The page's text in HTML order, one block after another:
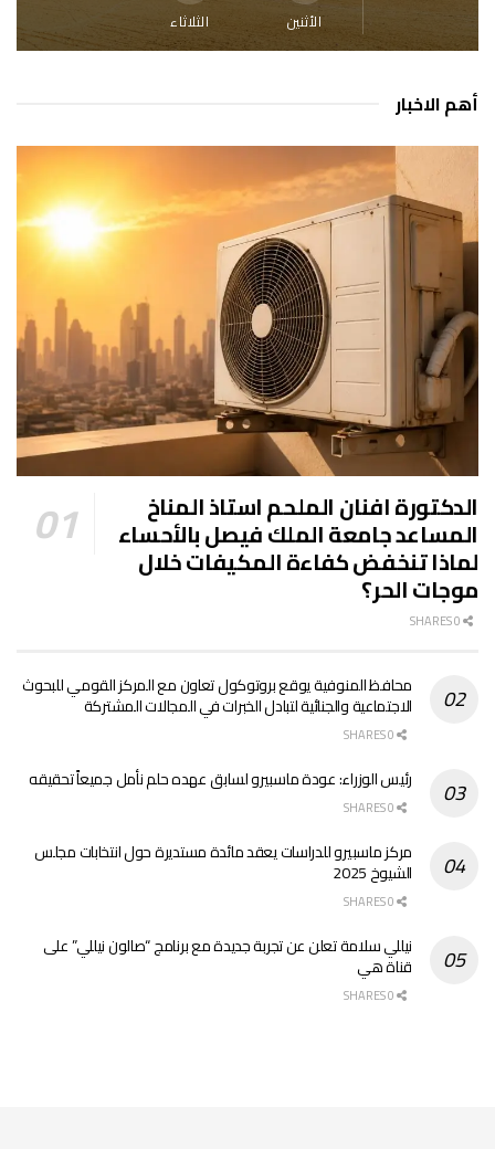
الأثنين الثلاثاء
أهم الاخبار
الدكتورة افنان الملحم استاذ المناخ
المساعد جامعة الملك فيصل بالأحساء
لماذا تنخفض كفاءة المكيفات خلال
موجات الحر؟
محافظ المنوفية يوقع بروتوكول تعاون مع المركز القومي للبحوث
الاجتماعية والجنائية لتبادل الخبرات في المجالات المشتركة
رئيس الوزراء: عودة ماسبيرو لسابق عهده حلم نأمل جميعاً تحقيقه
مركز ماسبيرو للدراسات يعقد مائدة مستديرة حول انتخابات مجلس
الشيوخ 2025
نيللي سلامة تعلن عن تجربة جديدة مع برنامج “صالون نيللي” على
قناة هي